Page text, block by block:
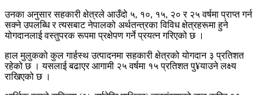
उनका अनुसार सहकारी क्षेत्रले आउँदो ५, १०, १५, २० र २५ वर्षमा प्राप्त गर्न
सक्ने उपलब्धि र त्यसबाट नेपालको अर्थतन्त्रका विविध क्षेत्रहरूमा हुने
योगदानलाई वस्तुपरक रूपमा प्रक्षेपण गर्ने प्रयत्न गरिएको छ ।
हाल मुलुकको कुल गार्हस्थ उत्पादनमा सहकारी क्षेत्रको योगदान ३ प्रतिशत
रहेको छ । यसलाई बढाएर आगामी २५ वर्षमा १५ प्रतिशत पु¥याउने लक्ष्य
राखिएको छ ।